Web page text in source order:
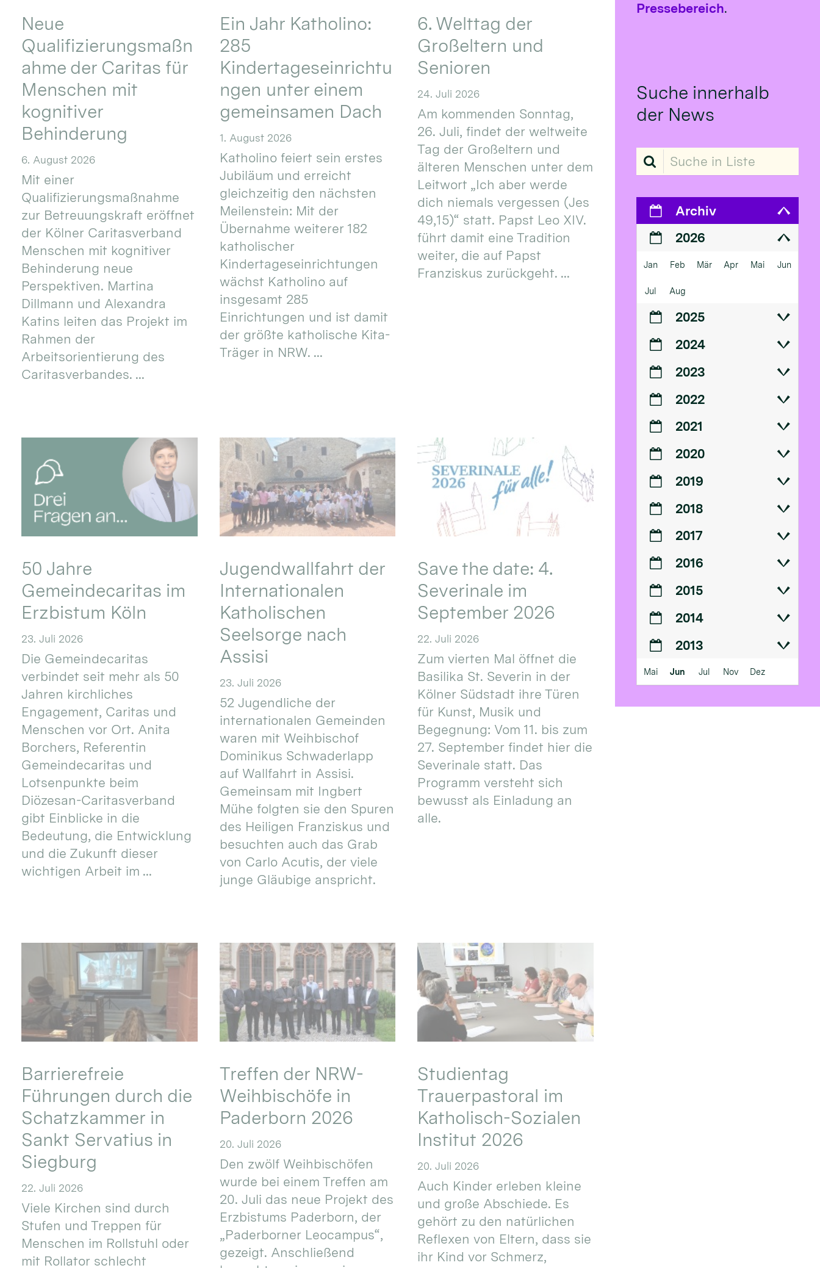
Neue
Qualifizierungsmaßn
ahme der Caritas für
Menschen mit
kognitiver
Behinderung
6. August 2026
Mit einer
Qualifizierungsmaßnahme
zur Betreuungskraft eröffnet
der Kölner Caritasverband
Menschen mit kognitiver
Behinderung neue
Perspektiven. Martina
Dillmann und Alexandra
Katins leiten das Projekt im
Rahmen der
Arbeitsorientierung des
Caritasverbandes. ...
Ein Jahr Katholino:
285
Kindertageseinrichtu
ngen unter einem
gemeinsamen Dach
1. August 2026
Katholino feiert sein erstes
Jubiläum und erreicht
gleichzeitig den nächsten
Meilenstein: Mit der
Übernahme weiterer 182
katholischer
Kindertageseinrichtungen
wächst Katholino auf
insgesamt 285
Einrichtungen und ist damit
der größte katholische Kita-
Träger in NRW. ...
6. Welttag der
Großeltern und
Senioren
24. Juli 2026
Am kommenden Sonntag,
26. Juli, findet der weltweite
Tag der Großeltern und
älteren Menschen unter dem
Leitwort „Ich aber werde
dich niemals vergessen (Jes
49,15)“ statt. Papst Leo XIV.
führt damit eine Tradition
weiter, die auf Papst
Franziskus zurückgeht. ...
50 Jahre
Gemeindecaritas im
Erzbistum Köln
23. Juli 2026
Die Gemeindecaritas
verbindet seit mehr als 50
Jahren kirchliches
Engagement, Caritas und
Menschen vor Ort. Anita
Borchers, Referentin
Gemeindecaritas und
Lotsenpunkte beim
Diözesan-Caritasverband
gibt Einblicke in die
Bedeutung, die Entwicklung
und die Zukunft dieser
wichtigen Arbeit im ...
Jugendwallfahrt der
Internationalen
Katholischen
Seelsorge nach
Assisi
23. Juli 2026
52 Jugendliche der
internationalen Gemeinden
waren mit Weihbischof
Dominikus Schwaderlapp
auf Wallfahrt in Assisi.
Gemeinsam mit Ingbert
Mühe folgten sie den Spuren
des Heiligen Franziskus und
besuchten auch das Grab
von Carlo Acutis, der viele
junge Gläubige anspricht.
Save the date: 4.
Severinale im
September 2026
22. Juli 2026
Zum vierten Mal öffnet die
Basilika St. Severin in der
Kölner Südstadt ihre Türen
für Kunst, Musik und
Begegnung: Vom 11. bis zum
27. September findet hier die
Severinale statt. Das
Programm versteht sich
bewusst als Einladung an
alle.
Barrierefreie
Führungen durch die
Schatzkammer in
Sankt Servatius in
Siegburg
22. Juli 2026
Viele Kirchen sind durch
Stufen und Treppen für
Menschen im Rollstuhl oder
mit Rollator schlecht
Treffen der NRW-
Weihbischöfe in
Paderborn 2026
20. Juli 2026
Den zwölf Weihbischöfen
wurde bei einem Treffen am
20. Juli das neue Projekt des
Erzbistums Paderborn, der
„Paderborner Leocampus“,
gezeigt. Anschließend
Studientag
Trauerpastoral im
Katholisch-Sozialen
Institut 2026
20. Juli 2026
Auch Kinder erleben kleine
und große Abschiede. Es
gehört zu den natürlichen
Reflexen von Eltern, dass sie
ihr Kind vor Schmerz,
Pressebereich.
Suche innerhalb
der News
Suche in Liste
Archiv
2026
Jan Feb Mär Apr Mai Jun
Jul Aug
2025
2024
2023
2022
2021
2020
2019
2018
2017
2016
2015
2014
2013
Mai Jun Jul Nov Dez